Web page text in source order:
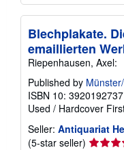
Blechplakate.
emaillierten
Riepenhausen, Axel:
Published by
ISBN 10: 3920192737
Used / Hardcover
Seller: Antiquariat
(5-star seller) Seller